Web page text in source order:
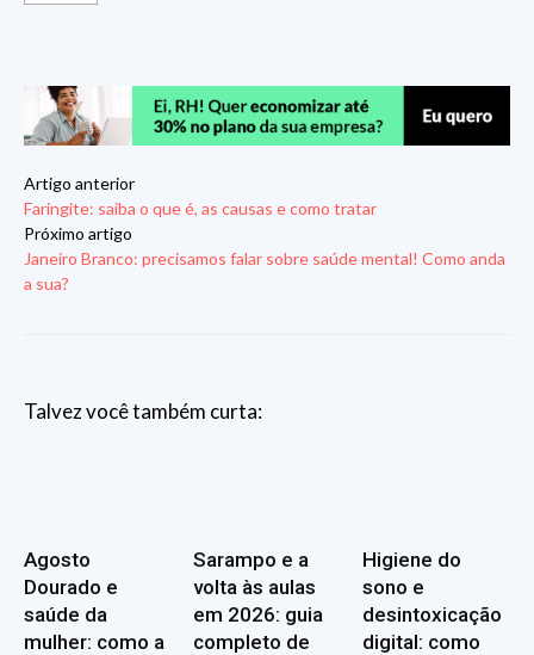
Artigo anterior
Faringite: saiba o que é, as causas e como tratar
Próximo artigo
Janeiro Branco: precisamos falar sobre saúde mental! Como anda
a sua?
Talvez você também curta:
Agosto
Dourado e
saúde da
mulher: como a
Sarampo e a
volta às aulas
em 2026: guia
completo de
Higiene do
sono e
desintoxicação
digital: como